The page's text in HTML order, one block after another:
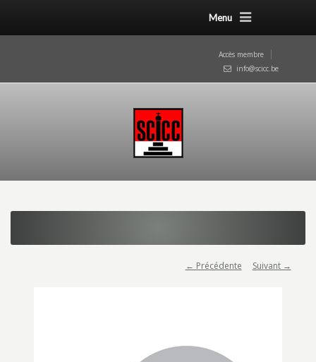
Menu
Accès membre
info@scicc.be
← Précédente Suivant →